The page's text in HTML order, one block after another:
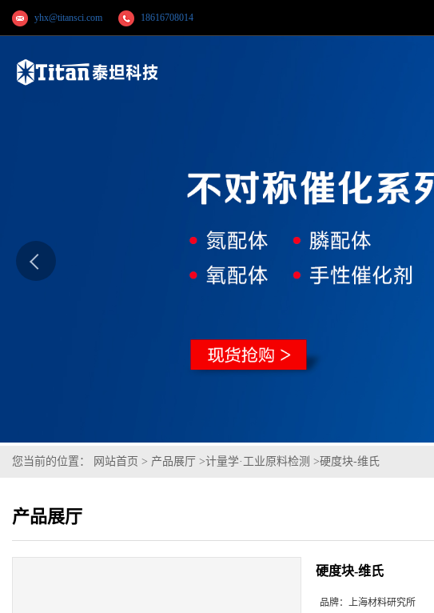
yhx@titansci.com 18616708014
您当前的位置： 网站首页 > 产品展厅 >计量学·工业原料检测 >硬度块-维氏
产品展厅
硬度块-维氏
品牌：
上海材料研究所